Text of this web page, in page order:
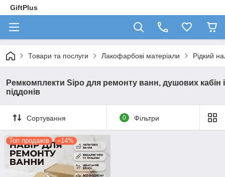
GiftPlus
Товари та послуги Лакофарбові матеріали Рідкий
Ремкомплекти Sipo для ремонту ванн, душових кабін і
піддонів
Сортування 0 Фільтри
Топ продажів –14%